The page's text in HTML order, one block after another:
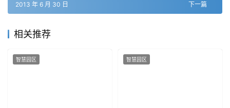
下一篇
2013 年 6 月 30 日
相关推荐
智慧园区 智慧园区